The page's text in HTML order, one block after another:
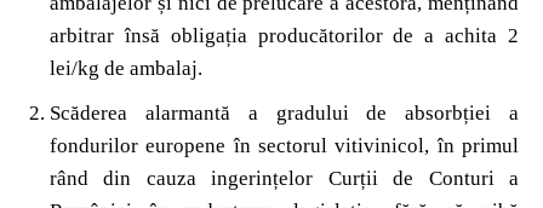
arbitrar însă obligația producătorilor de a achita 2
lei/kg de ambalaj.
Scăderea alarmantă a gradului de absorbției a
fondurilor europene în sectorul vitivinicol, în primul
rând din cauza ingerințelor Curții de Conturi a